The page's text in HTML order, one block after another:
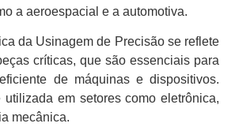
a aeroespacial e a automotiva.
da Usinagem de Precisão se reflete
críticas, que são essenciais para
de máquinas e dispositivos.
utilizada em setores como eletrônica,
mecânica.